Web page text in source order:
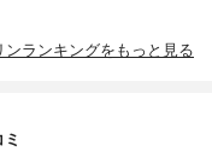
ンランキングをもっと見る